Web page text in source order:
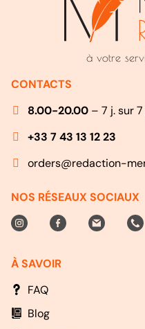
à votre
CONTACTS
8.00-20.00 – 7 j. sur 7
+33 7 43 13 12 23
orders@redaction-
NOS RÉSEAUX SOCIAUX
À SAVOIR
FAQ
Blog